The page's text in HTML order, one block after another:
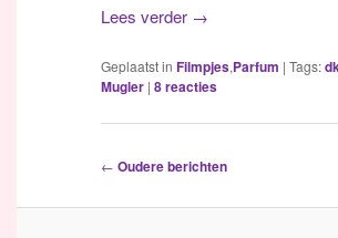
Lees verder →
Geplaatst in Filmpjes,Parfum | Tags:
Mugler | 8reacties
Berichtnavigatie
← Oudere berichten